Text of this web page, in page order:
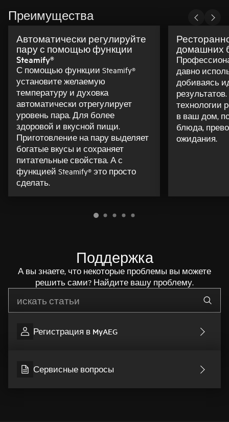
Преимущества
Автоматически регулируйте
пару с помощью функции
Steamify®
С помощью функции Steamify®
установите желаемую
температуру и духовка
автоматически отрегулирует
уровень пара. Для более
здоровой и вкусной пищи.
Приготовление на пару выделяет
богатые вкусы и сохраняет
питательные свойства. А с
функцией Steamify® это просто
сделать.
домашних
давно
добиваясь
результатов.
технологии
в ваш дом,
блюда,
ожидания.
Поддержка
А вы знаете, что некоторые проблемы вы можете
решить сами? Найдите вашу проблему.
Регистрация в MyAEG
Сервисные вопросы